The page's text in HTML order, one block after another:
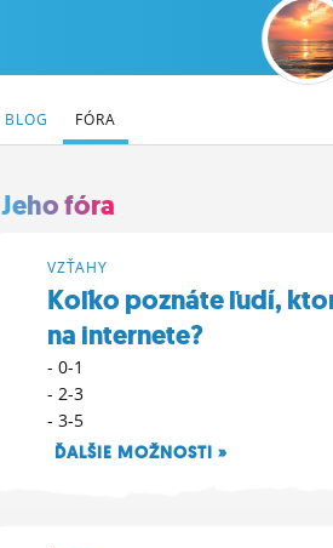
BLOG FÓRA
Jeho fóra
VZŤAHY
Koľko poznáte ľudí,
na internete?
- 0-1
- 2-3
- 3-5
ĎALŠIE MOŽNOSTI »